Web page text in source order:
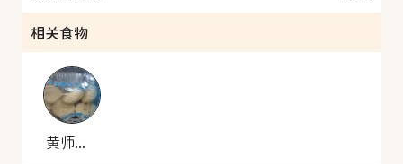
相关食物
黄师傅 雪菜包